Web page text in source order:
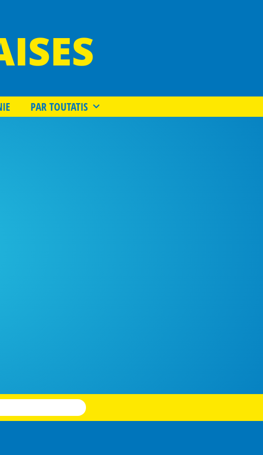
PAR TOUTATIS